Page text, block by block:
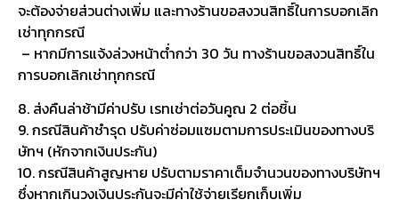
จะต้องจ่ายส่วนต่างเพิ่ม และทางร้านขอสงวนสิทธิ์ในการบอกเลิก
เช่าทุกกรณี
– หากมีการแจ้งล่วงหน้าต่ำกว่า 30 วัน ทางร้านขอสงวนสิทธิ์ใน
การบอกเลิกเช่าทุกกรณี
8. ส่งคืนล่าช้ามีค่าปรับ เรทเช่าต่อวันคูณ 2 ต่อชิ้น
9. กรณีสินค้าชำรุด ปรับค่าซ่อมแซมตามการประเมินของทางบริ
ษัทฯ (หักจากเงินประกัน)
10. กรณีสินค้าสูญหาย ปรับตามราคาเต็มจำนวนของทางบริษัทฯ
ซึ่งหากเกินวงเงินประกันจะมีค่าใช้จ่ายเรียกเก็บเพิ่ม